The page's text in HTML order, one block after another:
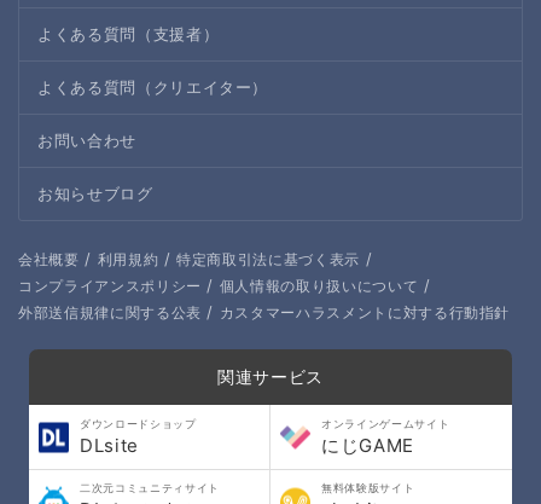
よくある質問（支援者）
よくある質問（クリエイター）
お問い合わせ
お知らせブログ
会社概要 / 利用規約 / 特定商取引法に基づく表示 /
コンプライアンスポリシー / 個人情報の取り扱いについて /
外部送信規律に関する公表 / カスタマーハラスメントに対する行動指針
関連サービス
ダウンロードショップ
DLsite
オンラインゲームサイト
にじGAME
二次元コミュニティサイト 無料体験版サイト